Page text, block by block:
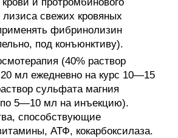
свежих кровяных
фибринолизин
под конъюнктиву).
(40% раствор
мл ежедневно на курс 10—15
сульфата магния
5—10 мл на инъекцию).
способствующие
АТФ, кокарбоксилаза.